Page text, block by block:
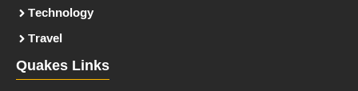
Technology
Travel
Quakes Links